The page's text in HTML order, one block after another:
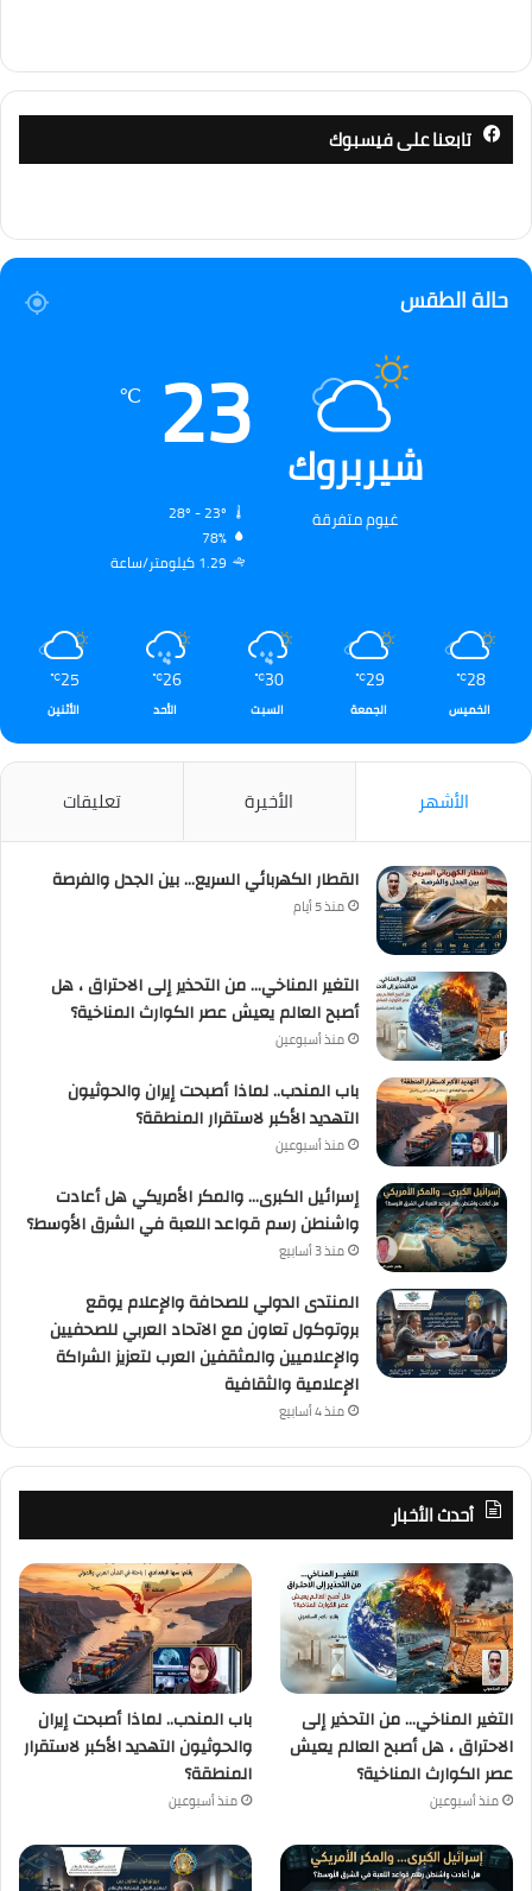
تابعنا على فيسبوك
حالة الطقس
شيربروك
غيوم متفرقة
23
℃
78%
1.29 كيلومتر/ساعة
28
℃
الخميس
29
℃
الجمعة
30
℃
السبت
26
℃
الأحد
25
℃
الأثنين
الأشهر الأخيرة تعليقات
القطار الكهربائي السريع… بين الجدل والفرصة
منذ 5 أيام
التغير المناخي… من التحذير إلى الاحتراق ، هل
أصبح العالم يعيش عصر الكوارث المناخية؟
منذ أسبوعين
باب المندب.. لماذا أصبحت إيران والحوثيون
التهديد الأكبر لاستقرار المنطقة؟
منذ أسبوعين
إسرائيل الكبرى… والمكر الأمريكي هل أعادت
واشنطن رسم قواعد اللعبة في الشرق الأوسط؟
منذ 3 أسابيع
المنتدى الدولي للصحافة والإعلام يوقع
بروتوكول تعاون مع الاتحاد العربي للصحفيين
والإعلاميين والمثقفين العرب لتعزيز الشراكة
الإعلامية والثقافية
منذ 4 أسابيع
أحدث الأخبار
التغير المناخي… من التحذير إلى
الاحتراق ، هل أصبح العالم يعيش
عصر الكوارث المناخية؟
منذ أسبوعين
باب المندب.. لماذا أصبحت إيران
والحوثيون التهديد الأكبر لاستقرار
المنطقة؟
منذ أسبوعين